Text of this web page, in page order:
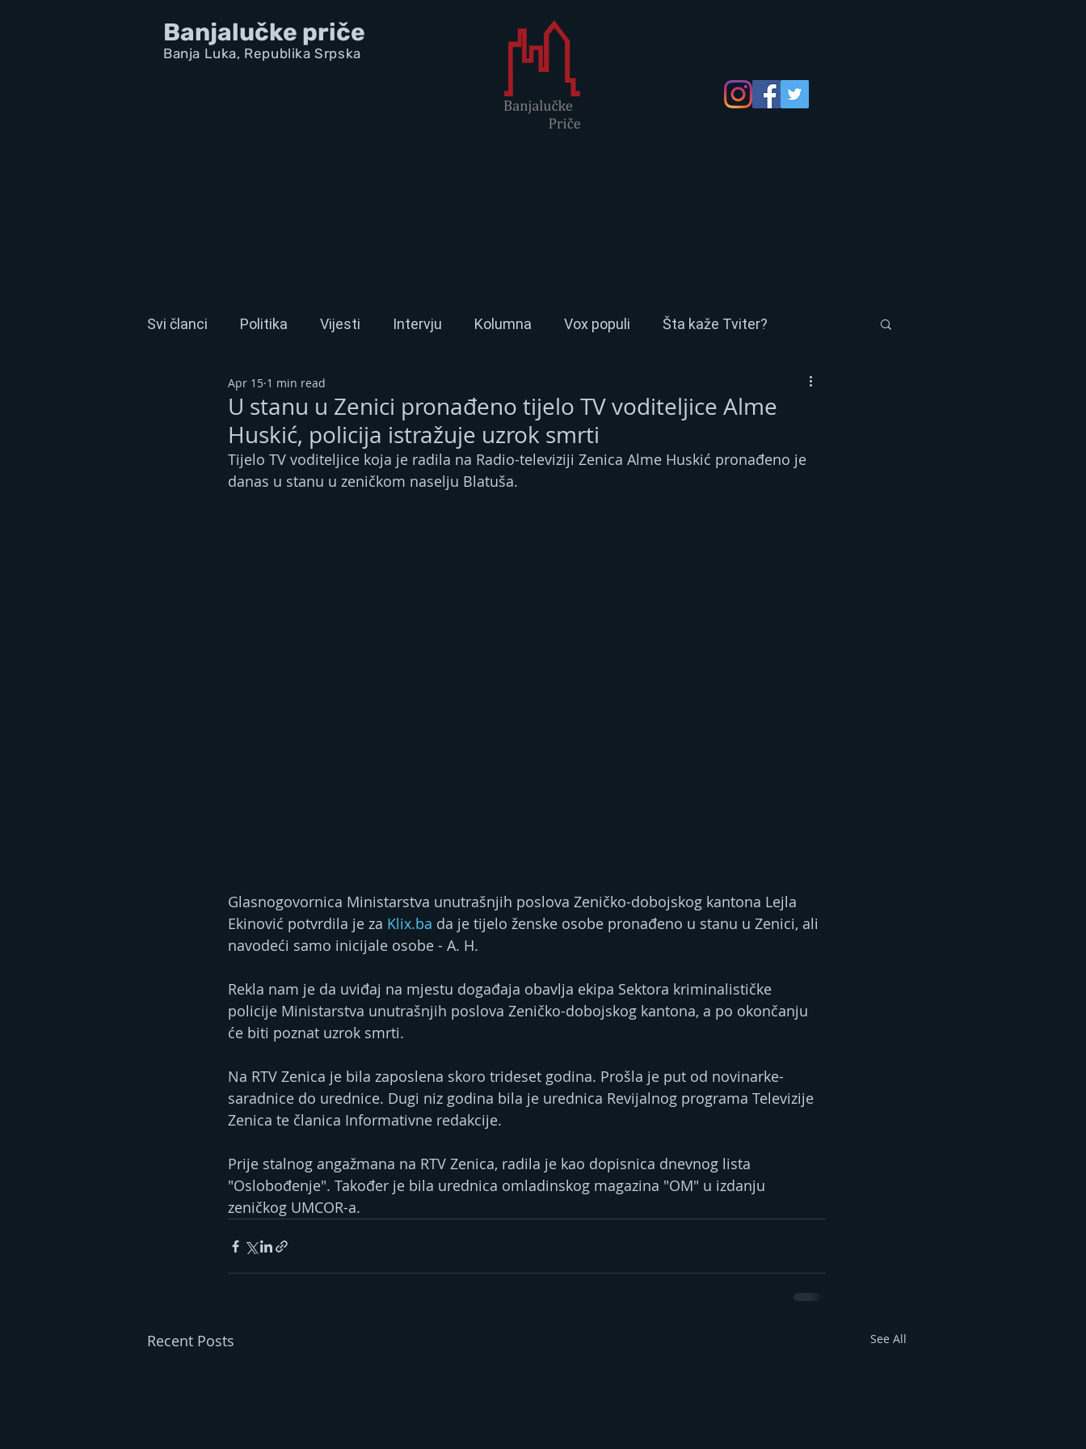
Banjalučke priče
Banja Luka, Republika Srpska
Svi članci Politika Vijesti Intervju Kolumna Vox populi Šta kaže Tviter?
U stanu u Zenici pronađeno tijelo TV voditeljice Alme
Huskić, policija istražuje uzrok smrti
Apr 15 1 min read
Tijelo TV voditeljice koja je radila na Radio-televiziji Zenica Alme Huskić pronađeno je
danas u stanu u zeničkom naselju Blatuša.
Glasnogovornica Ministarstva unutrašnjih poslova Zeničko-dobojskog kantona Lejla
Ekinović potvrdila je za Klix.ba da je tijelo ženske osobe pronađeno u stanu u Zenici, ali
navodeći samo inicijale osobe - A. H.
Rekla nam je da uviđaj na mjestu događaja obavlja ekipa Sektora kriminalističke
policije Ministarstva unutrašnjih poslova Zeničko-dobojskog kantona, a po okončanju
će biti poznat uzrok smrti.
Na RTV Zenica je bila zaposlena skoro trideset godina. Prošla je put od novinarke-
saradnice do urednice. Dugi niz godina bila je urednica Revijalnog programa Televizije
Zenica te članica Informativne redakcije.
Prije stalnog angažmana na RTV Zenica, radila je kao dopisnica dnevnog lista
"Oslobođenje". Također je bila urednica omladinskog magazina "OM" u izdanju
zeničkog UMCOR-a.
Recent Posts See All